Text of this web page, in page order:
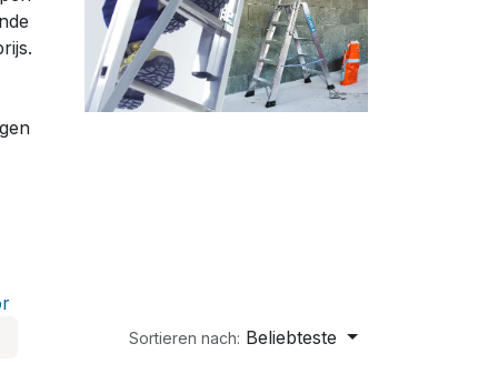
Sortieren nach: Beliebteste